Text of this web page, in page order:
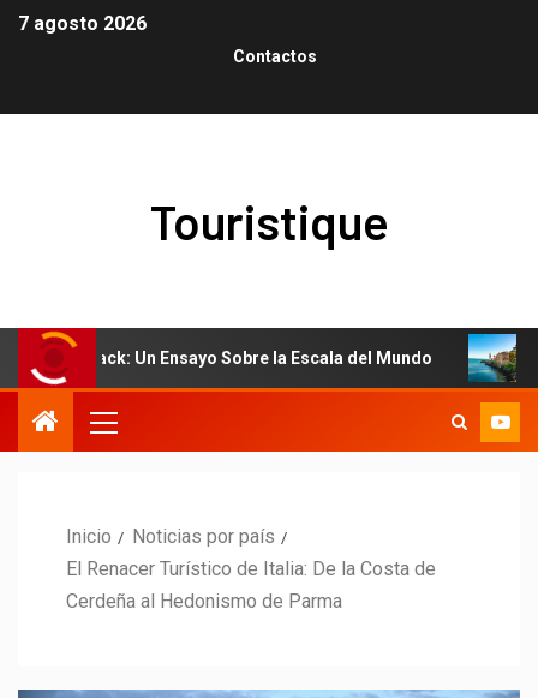
7 agosto 2026
Contactos
Touristique
Un Ensayo Sobre la Escala del Mundo El arte
Inicio
Noticias por país
El Renacer Turístico de Italia: De la Costa de
Cerdeña al Hedonismo de Parma